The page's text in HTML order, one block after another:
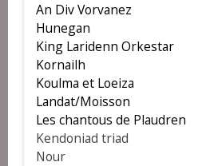
An Div Vorvanez
Hunegan
King Laridenn Orkestar
Kornailh
Koulma et Loeiza
Landat/Moisson
Les chantous de Plaudren
Kendoniad triad
Nour